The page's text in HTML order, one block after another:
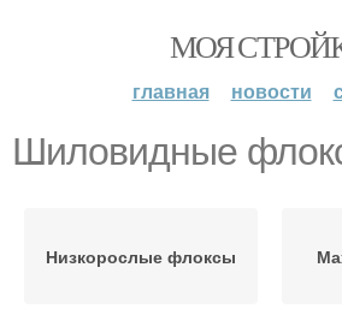
МОЯ
главная новости
Шиловидные
Низкорослые флоксы